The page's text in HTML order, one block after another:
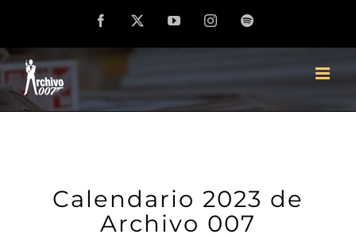
contenido
Facebook YouTubeInstagramSpotify
Calendario 2023 de
Archivo 007